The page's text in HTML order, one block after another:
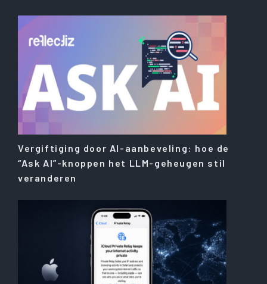
Vergiftiging door AI-aanbeveling: hoe de
“Ask AI”-knoppen het LLM-geheugen stil
veranderen